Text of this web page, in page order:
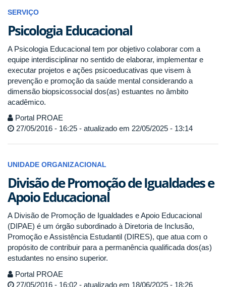
SERVIÇO
Psicologia Educacional
A Psicologia Educacional tem por objetivo colaborar com a
equipe interdisciplinar no sentido de elaborar, implementar e
executar projetos e ações psicoeducativas que visem à
prevenção e promoção da saúde mental considerando a
dimensão biopsicossocial dos(as) estuantes no âmbito
acadêmico.
Portal PROAE
27/05/2016 - 16:25 - atualizado em 22/05/2025 - 13:14
UNIDADE ORGANIZACIONAL
Divisão de Promoção de Igualdades e
Apoio Educacional
A Divisão de Promoção de Igualdades e Apoio Educacional
(DIPAE) é um órgão subordinado à Diretoria de Inclusão,
Promoção e Assistência Estudantil (DIRES), que atua com o
propósito de contribuir para a permanência qualificada dos(as)
estudantes no ensino superior.
Portal PROAE
27/05/2016 - 16:02 - atualizado em 18/06/2025 - 18:26